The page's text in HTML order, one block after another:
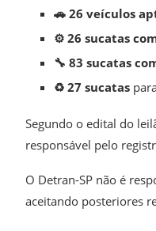
🚗 26 veículos
⚙️ 26 sucatas
🔧 83 sucatas
♻️ 27 sucatas
Segundo o edital do
responsável pelo
O Detran-SP não é
aceitando posteriores